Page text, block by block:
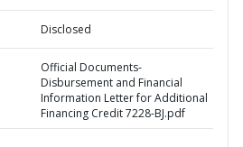
Disclosed
Official Documents-
Disbursement and Financial
Information Letter for Additional
Financing Credit 7228-BJ.pdf